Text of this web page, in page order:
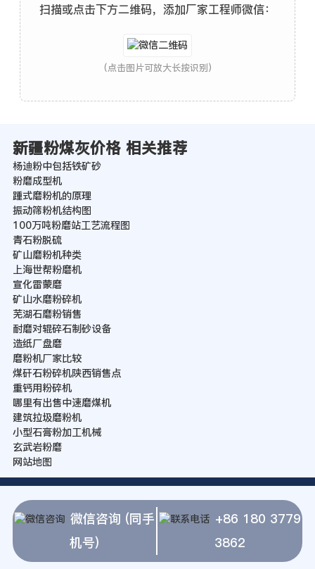
扫描或点击下方二维码，添加厂家工程师微信：
(点击图片可放大长按识别)
新疆粉煤灰价格 相关推荐
杨迪粉中包括铁矿砂
粉磨成型机
踵式磨粉机的原理
振动筛粉机结构图
100万吨粉磨站工艺流程图
青石粉脱硫
矿山磨粉机种类
上海世帮粉磨机
宣化雷蒙磨
矿山水磨粉碎机
芜湖石磨粉销售
耐磨对辊碎石制砂设备
造纸厂盘磨
磨粉机厂家比较
煤矸石粉碎机陕西销售点
重钙用粉碎机
哪里有出售中速磨煤机
建筑拉圾磨粉机
小型石膏粉加工机械
玄武岩粉磨
网站地图
微信咨询 (同手
机号)
+86 180 3779
3862